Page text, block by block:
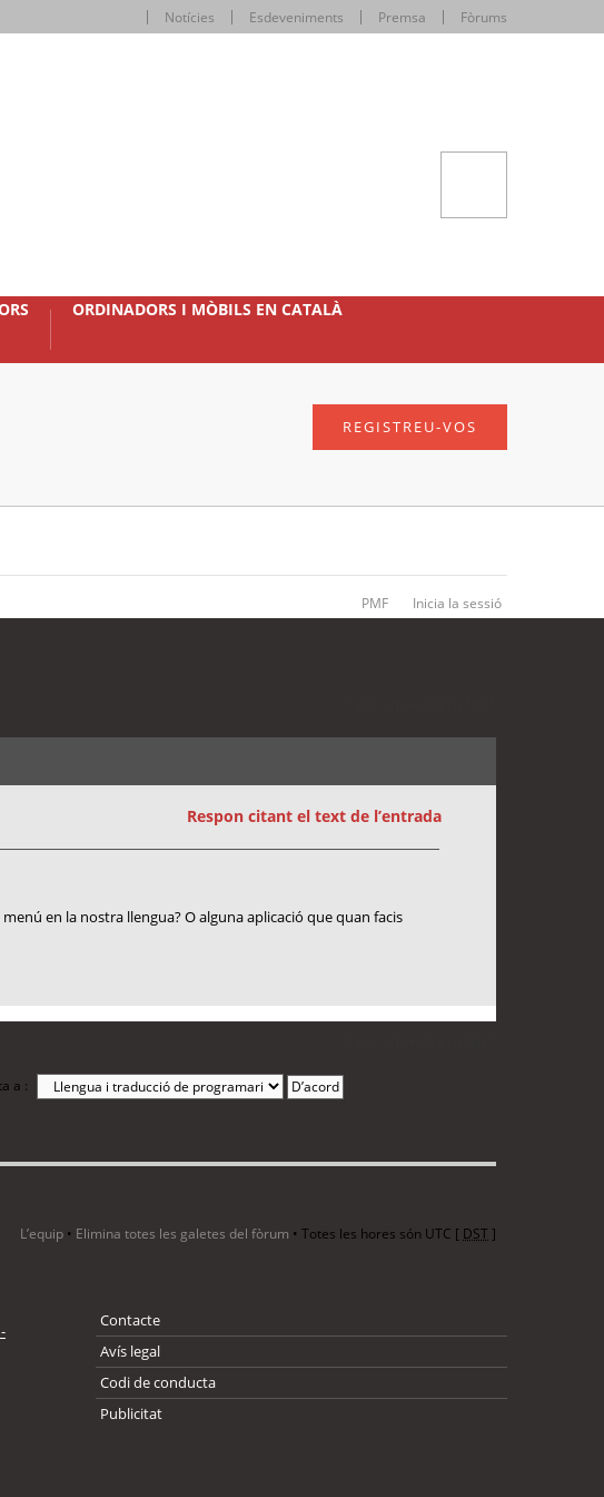
Notícies Esdeveniments Premsa Fòrums
ORDINADORS I MÒBILS EN CATALÀ
REGISTREU-VOS
PMF Inicia la sessió
Respon citant el text de l’entrada
en la nostra llengua? O alguna aplicació que quan facis
a :
L’equip • Elimina totes les galetes del fòrum • Totes les hores són UTC [ DST]
Contacte
Avís legal
Codi de conducta
Publicitat